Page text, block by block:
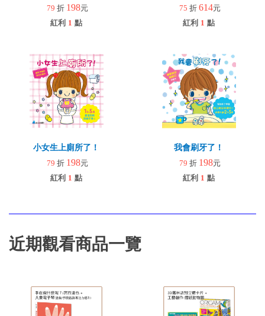
79 折 198元
紅利 1 點
75 折 614元
紅利 1 點
小女生上廁所了！
79 折 198元
紅利 1 點
我會刷牙了！
79 折 198元
紅利 1 點
近期觀看商品一覽